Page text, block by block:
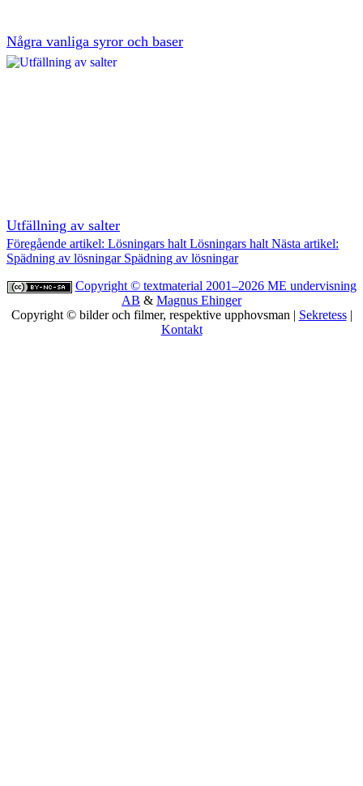
Några vanliga syror och baser
Utfällning av salter
Föregående artikel: Lösningars halt Lösningars halt Nästa artikel:
Spädning av lösningar Spädning av lösningar
Copyright © textmaterial 2001–2026 ME undervisning
AB & Magnus Ehinger
Copyright © bilder och filmer, respektive upphovsman | Sekretess|
Kontakt